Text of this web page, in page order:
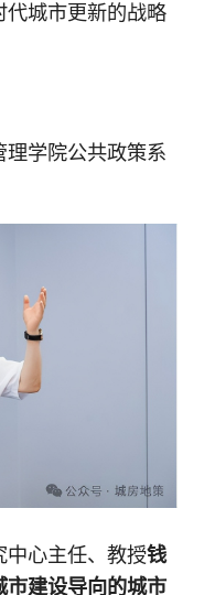
代城市更新的战略
理学院公共政策系
中心主任、教授钱
市建设导向的城市